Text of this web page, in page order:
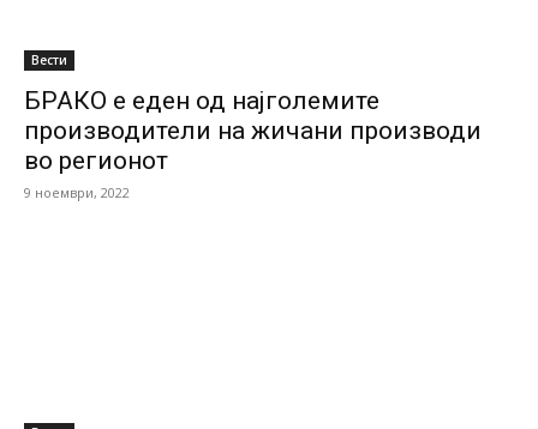
Вести
БРАКО e еден од најголемите
производители на жичани производи
во регионот
9 ноември, 2022